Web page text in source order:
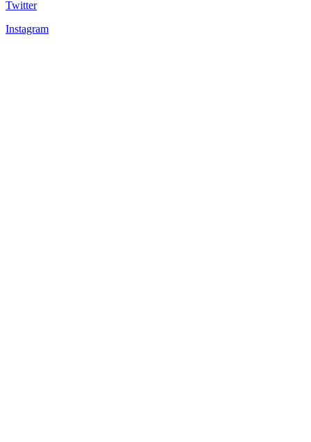
Twitter
Instagram